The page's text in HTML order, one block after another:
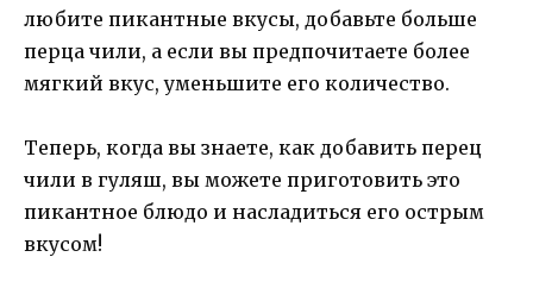
любите пикантные вкусы, добавьте больше
перца чили, а если вы предпочитаете более
мягкий вкус, уменьшите его количество.
Теперь, когда вы знаете, как добавить перец
чили в гуляш, вы можете приготовить это
пикантное блюдо и насладиться его острым
вкусом!